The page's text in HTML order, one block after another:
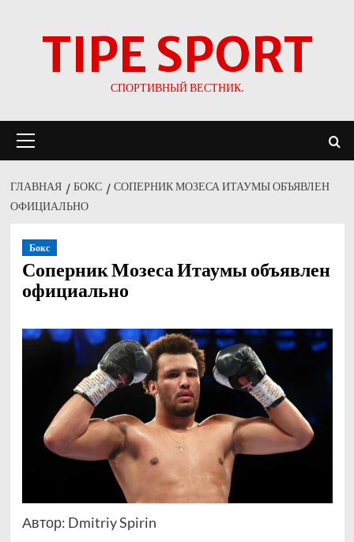
TIPE SPORT
СПОРТИВНЫЙ ВЕСТНИК.
меню
ГЛАВНАЯ БОКС
СОПЕРНИК МОЗЕСА ИТАУМЫ ОБЪЯВЛЕН
ОФИЦИАЛЬНО
Бокс
Соперник Мозеса Итаумы объявлен
официально
Автор: Dmitriy Spirin